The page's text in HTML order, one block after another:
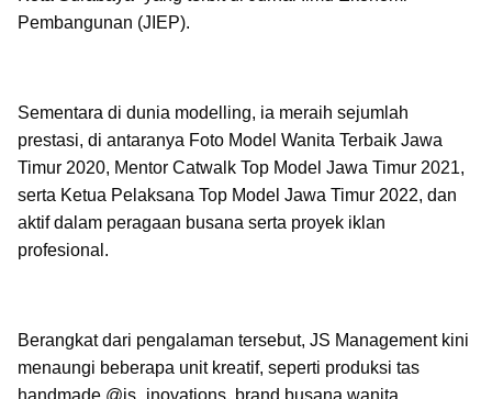
Pembangunan (JIEP).
Sementara di dunia modelling, ia meraih sejumlah
prestasi, di antaranya Foto Model Wanita Terbaik Jawa
Timur 2020, Mentor Catwalk Top Model Jawa Timur 2021,
serta Ketua Pelaksana Top Model Jawa Timur 2022, dan
aktif dalam peragaan busana serta proyek iklan
profesional.
Berangkat dari pengalaman tersebut, JS Management kini
menaungi beberapa unit kreatif, seperti produksi tas
handmade @js_inovations, brand busana wanita